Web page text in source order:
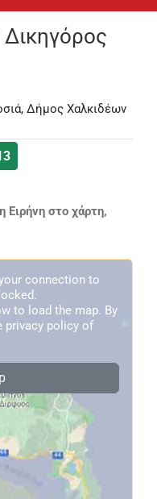
Δήμος Χαλκιδέων
Ειρήνη στο χάρτη,
connection to
to load the map. By
privacy policy of